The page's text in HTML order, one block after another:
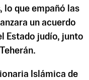
que empañó las
un acuerdo
Estado judío, junto
Islámica de